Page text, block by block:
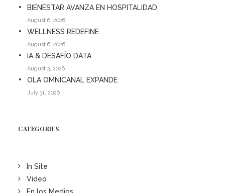
BIENESTAR AVANZA EN HOSPITALIDAD
August 6, 2026
WELLNESS REDEFINE
August 6, 2026
IA & DESAFÍO DATA
August 3, 2026
OLA OMNICANAL EXPANDE
July 31, 2026
CATEGORIES
In Site
Video
En los Medios